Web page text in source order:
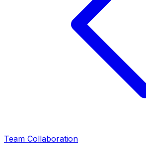
Team Collaboration